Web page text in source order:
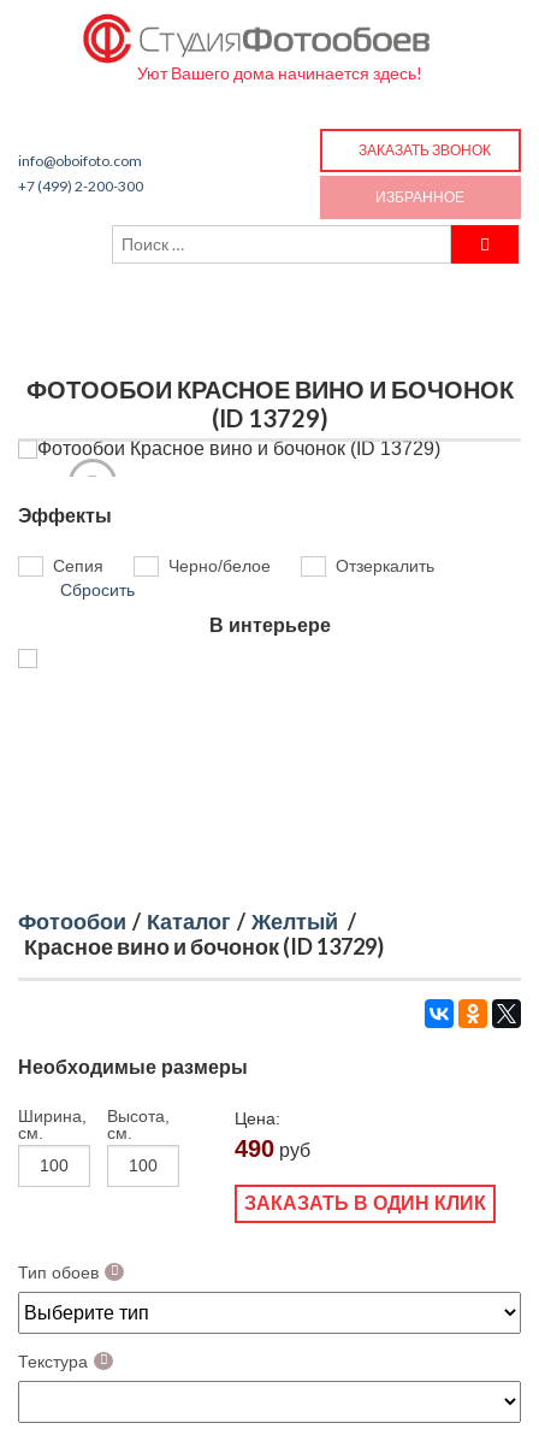
Уют Вашего дома начинается здесь!
info@oboifoto.com
+7 (499) 2-200-300
ЗАКАЗАТЬ ЗВОНОК
ИЗБРАННОЕ
ФОТООБОИ КРАСНОЕ ВИНО И БОЧОНОК
(ID 13729)
Эффекты
Сепия Черно/белое
Отзеркалить
Сбросить
В интерьере
Фотообои / Каталог / Желтый /
Красное вино и бочонок (ID 13729)
Необходимые размеры
Ширина,
см.
Высота,
см.
Цена:
490 руб
ЗАКАЗАТЬ В ОДИН КЛИК
Тип обоев
Текстура